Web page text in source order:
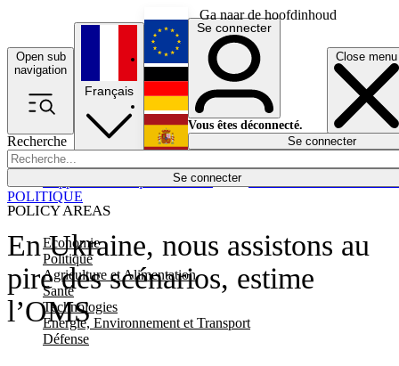
Ga naar de hoofdinhoud
Open sub
navigation
Close menu
Recherche
Se connecter
POLICY AREAS
Economie
Politique
Agriculture et Alimentation
Santé
Technologies
Energie, Environnement et Transport
Défense
Économie
Français
English
Deutsch
Español
Se connecter
Vous êtes déconnecté.
Se connecter
En Ukraine, nous assistons au
pire des scénarios, estime
l’OMS
POLITIQUE